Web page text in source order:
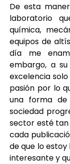
De esta
laboratorio
química,
equipos de
día me
embargo, a
excelencia
pasión por lo
una forma
sociedad
sector esté tan
cada
de que lo estoy
interesante y